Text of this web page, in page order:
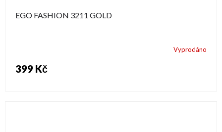
EGO FASHION 3211 GOLD
Vyprodáno
399 Kč